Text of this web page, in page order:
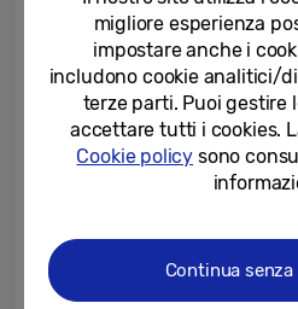
Day
06-02-
ad
19-12-
migliore esperienza
impostare anche i
includono cookie analitici/
terze parti. Puoi gestire
accettare tutti i cookies.
Cookie policy sono
Continua